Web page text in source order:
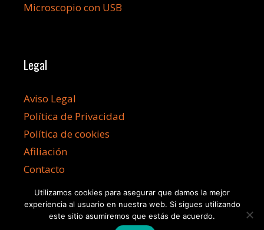
Microscopio con USB
Legal
Aviso Legal
Política de Privacidad
Política de cookies
Afiliación
Contacto
Utilizamos cookies para asegurar que damos la mejor
experiencia al usuario en nuestra web. Si sigues utilizando
este sitio asumiremos que estás de acuerdo.